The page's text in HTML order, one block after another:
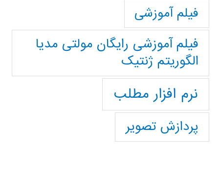
فیلم آموزشی
فیلم آموزشی رایگان مولتی مدیا
الگوریتم ژنتیک
نرم افزار مطلب
پردازش تصویر